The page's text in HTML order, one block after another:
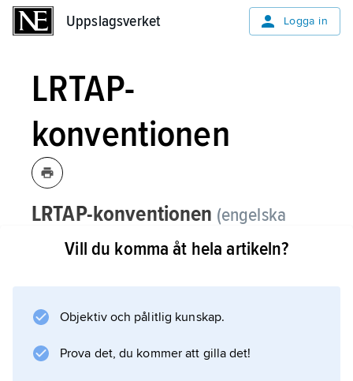
Uppslagsverket Logga in
LRTAP-
konventionen
LRTAP-konventionen (engelska
Long Range Treaty on Air Pollution ),
internationellt miljöskyddsavtal,
luftföroreningskonventionen
Vill du komma åt hela artikeln?
Objektiv och pålitlig kunskap.
Prova det, du kommer att gilla det!